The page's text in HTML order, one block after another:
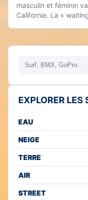
masculin et féminin
Californie. La «
Rechercher
EXPLORER LES
EAU
NEIGE
TERRE
AIR
STREET